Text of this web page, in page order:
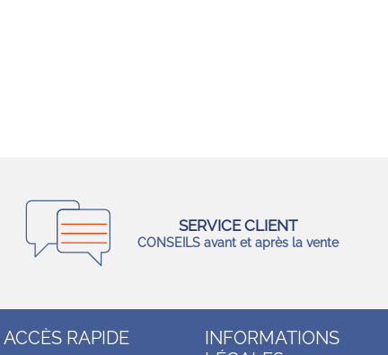
SERVICE CLIENT
CONSEILS avant et après la vente
ACCÈS RAPIDE
INFORMATIONS